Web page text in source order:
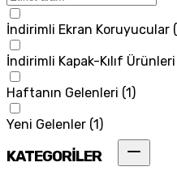
İndirimli Ekran Koruyucular (
İndirimli Kapak-Kılıf Ürünleri
Haftanın Gelenleri (1 )
Yeni Gelenler (1 )
KATEGORİLER